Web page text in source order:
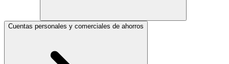
Cuentas personales y comerciales de ahorros